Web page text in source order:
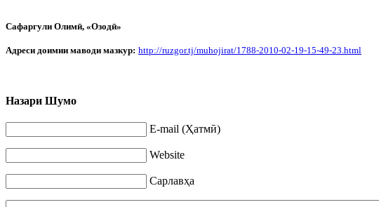
Сафаргули Олимӣ, «Озодӣ»
Адреси доимии маводи мазкур: http://ruzgor.tj/muhojirat/1788-2010-02-19-15-49-23.html
Назари Шумо
E-mail (Ҳатмӣ)
Website
Сарлавҳа